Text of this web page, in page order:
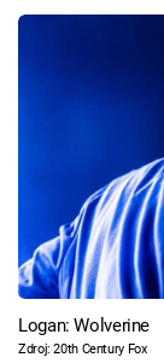
Logan: Wolverine
Zdroj: 20th Century Fox